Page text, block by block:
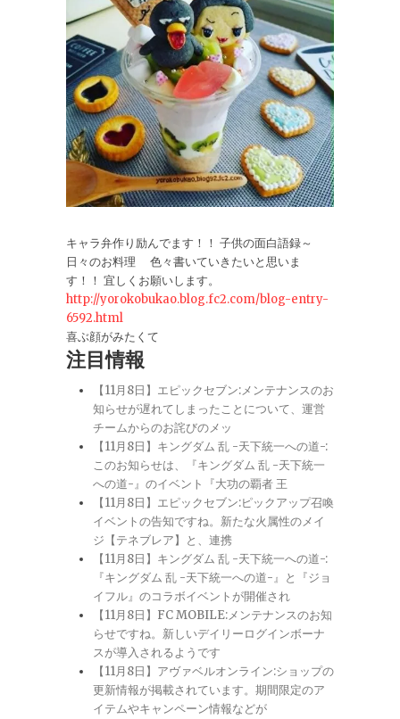
キャラ弁作り励んでます！！ 子供の面白語録～
日々のお料理 色々書いていきたいと思いま
す！！ 宜しくお願いします。
http://yorokobukao.blog.fc2.com/blog-entry-
6592.html
喜ぶ顔がみたくて
注目情報
【11月8日】エピックセブン:メンテナンスのお
知らせが遅れてしまったことについて、運営
チームからのお詫びのメッ
【11月8日】キングダム 乱 -天下統一への道-:
このお知らせは、『キングダム 乱 -天下統一
への道-』のイベント『大功の覇者 王
【11月8日】エピックセブン:ピックアップ召喚
イベントの告知ですね。新たな火属性のメイ
ジ【テネブレア】と、連携
【11月8日】キングダム 乱 -天下統一への道-:
『キングダム 乱 -天下統一への道-』と『ジョ
イフル』のコラボイベントが開催され
【11月8日】FC MOBILE:メンテナンスのお知
らせですね。新しいデイリーログインボーナ
スが導入されるようです
【11月8日】アヴァベルオンライン:ショップの
更新情報が掲載されています。期間限定のア
イテムやキャンペーン情報などが